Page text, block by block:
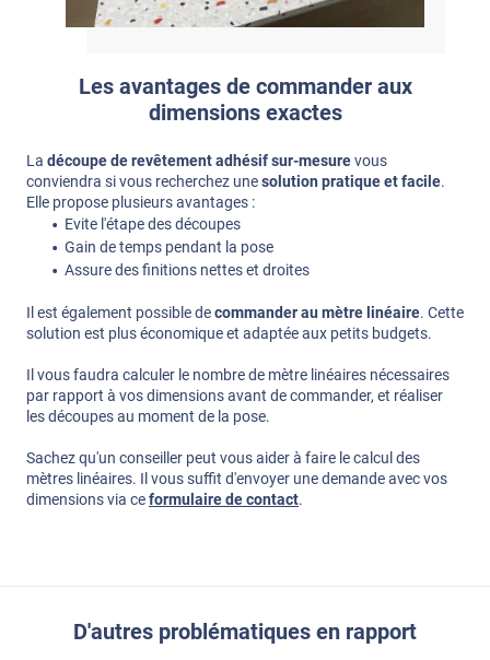
Les avantages de commander aux
dimensions exactes
La découpe de revêtement adhésif sur-mesurevous
conviendra si vous recherchez unesolution pratique et facile.
Elle propose plusieurs avantages :
Evite l'étape des découpes
Gain de temps pendant la pose
Assure des finitions nettes et droites
Il est également possible decommander au mètre linéaire. Cette
solution est plus économique et adaptée aux petits budgets.
Il vous faudra calculer le nombre de mètre linéaires nécessaires
par rapport à vos dimensions avant de commander, et réaliser
les découpes au moment de la pose.
Sachez qu'un conseiller peut vous aider à faire le calcul des
mètres linéaires. Il vous suffit d'envoyer une demande avec vos
dimensions via ceformulaire de contact.
D'autres problématiques en rapport